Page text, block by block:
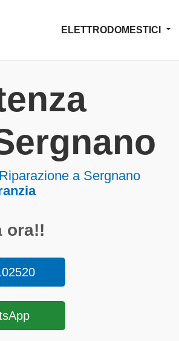
ELETTRODOMESTICI
a Sergnano
ora!!